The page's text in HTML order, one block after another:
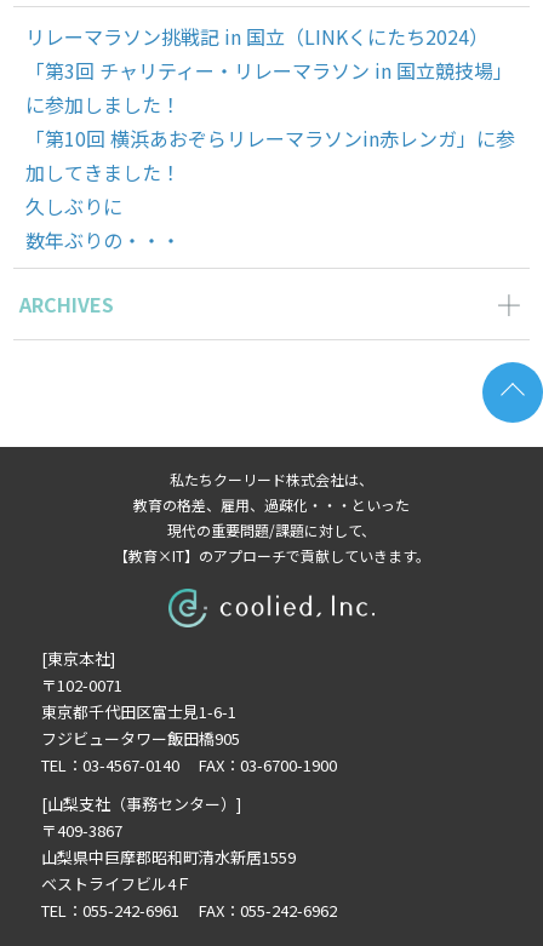
リレーマラソン挑戦記 in 国立（LINKくにたち2024）
「第3回 チャリティー・リレーマラソン in 国立競技場」
に参加しました！
「第10回 横浜あおぞらリレーマラソンin赤レンガ」に参
加してきました！
久しぶりに
数年ぶりの・・・
ARCHIVES
2022年8月の記事一覧(1)
2022年7月の記事一覧(1)
2022年5月の記事一覧(3)
2022年4月の記事一覧(1)
2022年3月の記事一覧(1)
2022年2月の記事一覧(1)
2022年1月の記事一覧(1)
2021年11月の記事一覧(1)
2021年9月の記事一覧(4)
2021年8月の記事一覧(3)
2021年6月の記事一覧(2)
2021年4月の記事一覧(5)
2021年2月の記事一覧(5)
私たちクーリード株式会社は、
教育の格差、雇用、過疎化・・・といった
現代の重要問題/課題に対して、
【教育×IT】のアプローチで貢献していきます。
[東京本社]
〒102-0071
東京都千代田区富士見1-6-1
フジビュータワー飯田橋905
TEL：03-4567-0140 FAX：03-6700-1900
[山梨支社（事務センター）]
〒409-3867
山梨県中巨摩郡昭和町清水新居1559
ベストライフビル4Ｆ
TEL：055-242-6961 FAX：055-242-6962